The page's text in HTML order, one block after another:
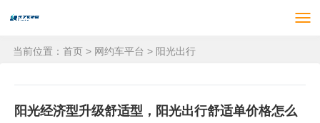
当前位置： 首页 > 网约车平台 > 阳光出行
阳光经济型升级舒适型，阳光出行舒适单价格怎么